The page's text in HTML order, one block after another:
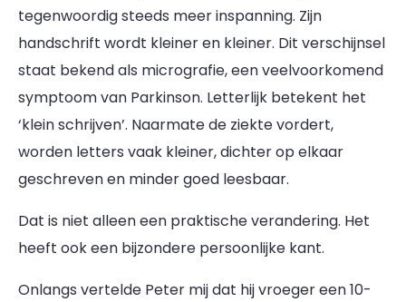
tegenwoordig steeds meer inspanning. Zijn
handschrift wordt kleiner en kleiner. Dit verschijnsel
staat bekend als micrografie, een veelvoorkomend
symptoom van Parkinson. Letterlijk betekent het
‘klein schrijven’. Naarmate de ziekte vordert,
worden letters vaak kleiner, dichter op elkaar
geschreven en minder goed leesbaar.
Dat is niet alleen een praktische verandering. Het
heeft ook een bijzondere persoonlijke kant.
Onlangs vertelde Peter mij dat hij vroeger een 10-